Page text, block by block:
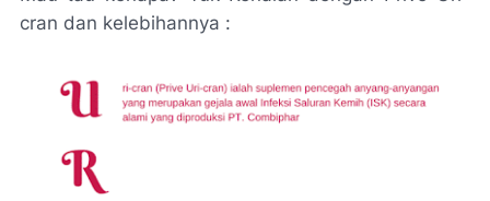
cran dan kelebihannya :